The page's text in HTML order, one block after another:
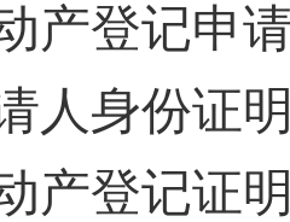
产登记申
人身份证
产登记证